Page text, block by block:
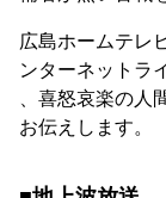
広島ホームテレ
ンターネットラ
、喜怒哀楽の人
お伝えします。